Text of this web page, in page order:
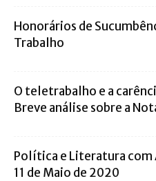
Honorários de
Trabalho
O teletrabalho e a
Breve análise sobre a
Política e Literatura
11 de Maio de 2020